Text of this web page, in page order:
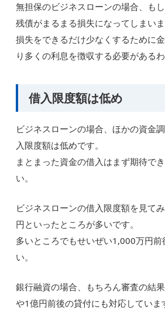
無担保のビジネスローンの場合、も
残債がまるまる損失になってしまいま
損失をできるだけ少なくするために
り多くの利息を徴収する必要があるわ
借入限度額は低め
ビジネスローンの場合、ほかの資金
入限度額は低めです。
まとまった資金の借入はまず期待で
い。
ビジネスローンの借入限度額を見て
円といったところが多いです。
多いところでもせいぜい1,000万円前
い。
銀行融資の場合、もちろん審査の結
や1億円前後の貸付にも対応していま